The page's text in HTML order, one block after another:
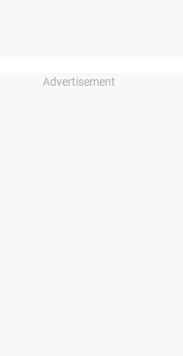
Advertisement